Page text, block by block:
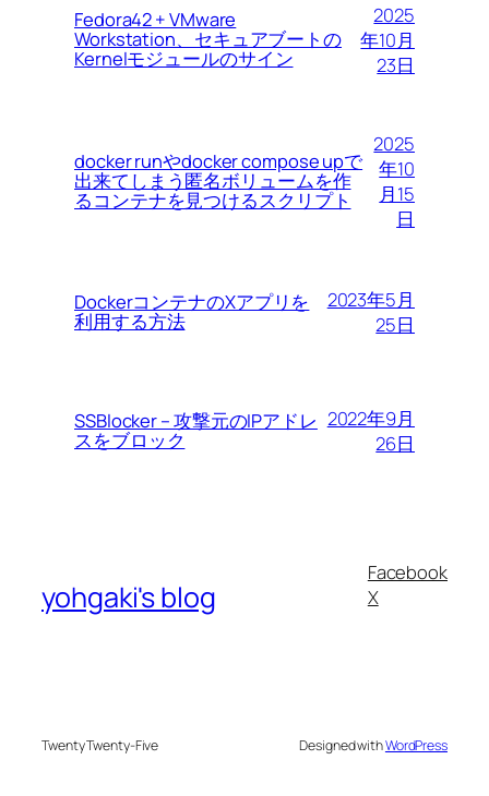
Fedora42 + VMware
Workstation、セキュアブートの
Kernelモジュールのサイン
2025
年10月
23日
docker runやdocker compose upで
出来てしまう匿名ボリュームを作
るコンテナを見つけるスクリプト
2025
年10
月15
日
DockerコンテナのXアプリを
利用する方法
2023年5月
25日
SSBlocker – 攻撃元のIPアドレ
スをブロック
2022年9月
26日
yohgaki's blog
Facebook
X
Twenty Twenty-Five Designed withWordPress